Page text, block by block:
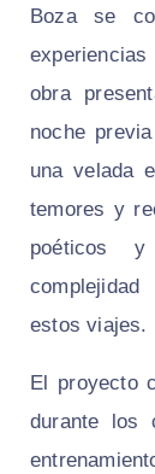
Boza se
obra
noche
una velada
temores y
poéticos
estos viajes.
El proyecto
durante los